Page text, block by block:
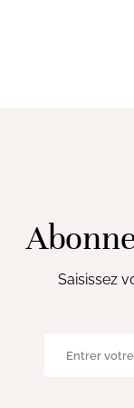
Saisissez